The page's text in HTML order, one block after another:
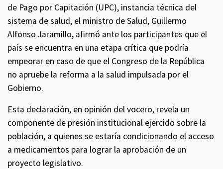
de Pago por Capitación (UPC), instancia técnica del
sistema de salud, el ministro de Salud, Guillermo
Alfonso Jaramillo, afirmó ante los participantes que el
país se encuentra en una etapa crítica que podría
empeorar en caso de que el Congreso de la República
no apruebe la reforma a la salud impulsada por el
Gobierno.
Esta declaración, en opinión del vocero, revela un
componente de presión institucional ejercido sobre la
población, a quienes se estaría condicionando el acceso
a medicamentos para lograr la aprobación de un
proyecto legislativo.